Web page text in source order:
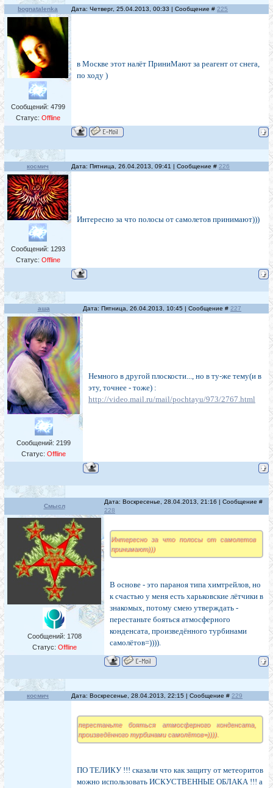
bognatalenka Дата: Четверг, 25.04.2013, 00:33 | Сообщение # 225
Сообщений: 4799
Статус: Offline
в Москве этот налёт ПриниМают за реагент от снега,
по ходу )
космич Дата: Пятница, 26.04.2013, 09:41 | Сообщение # 226
Сообщений: 1293
Статус: Offline
Интересно за что полосы от самолетов принимают)))
аша Дата: Пятница, 26.04.2013, 10:45 | Сообщение # 227
Сообщений: 2199
Статус: Offline
Немного в другой плоскости..., но в ту-же тему(и в
эту, точнее - тоже) :
http://video.mail.ru/mail/pochtayu/973/2767.html
Смысл
Дата: Воскресенье, 28.04.2013, 21:16 | Сообщение #
228
Сообщений: 1708
Статус: Offline
Интересно за что полосы от самолетов
принимают)))
В основе - это параноя типа химтрейлов, но
к счастью у меня есть харьковские лётчики в
знакомых, потому смею утверждать -
перестаньте бояться атмосферного
конденсата, произведённого турбинами
самолётов=)))).
космич Дата: Воскресенье, 28.04.2013, 22:15 | Сообщение # 229
перестаньте бояться атмосферного конденсата,
произведённого турбинами самолётов=)))).
ПО ТЕЛИКУ !!! сказали что как защиту от метеоритов
можно использовать ИСКУСТВЕННЫЕ ОБЛАКА !!! а